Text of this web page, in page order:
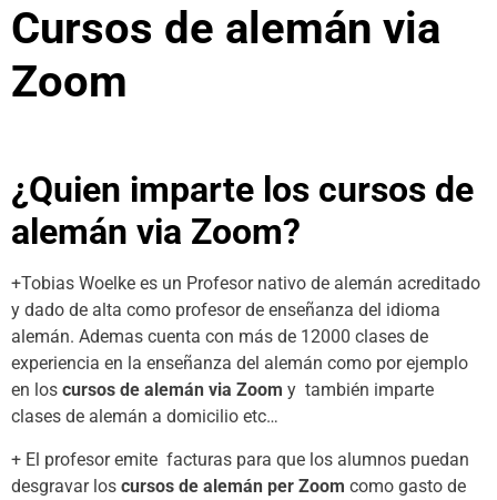
Cursos de alemán via
Zoom
¿Quien imparte los cursos de
alemán via Zoom?
+Tobias Woelke es un Profesor nativo de alemán acreditado
y dado de alta como profesor de enseñanza del idioma
alemán. Ademas cuenta con más de 12000 clases de
experiencia en la enseñanza del alemán como por ejemplo
en los cursos de alemán via Zoom y también imparte
clases de alemán a domicilio etc…
+ El profesor emite facturas para que los alumnos puedan
desgravar los cursos de alemán per Zoom como gasto de